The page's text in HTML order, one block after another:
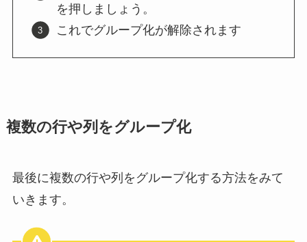
を押しましょう。
これでグループ化が解除されます
複数の行や列をグループ化
最後に複数の行や列をグループ化する方法をみて
いきます。